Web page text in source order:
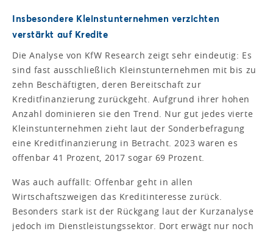
Insbesondere Kleinstunternehmen verzichten
verstärkt auf Kredite
Die Analyse von KfW Research zeigt sehr eindeutig: Es
sind fast ausschließlich Kleinstunternehmen mit bis zu
zehn Beschäftigten, deren Bereitschaft zur
Kreditfinanzierung zurückgeht. Aufgrund ihrer hohen
Anzahl dominieren sie den Trend. Nur gut jedes vierte
Kleinstunternehmen zieht laut der Sonderbefragung
eine Kreditfinanzierung in Betracht. 2023 waren es
offenbar 41 Prozent, 2017 sogar 69 Prozent.
Was auch auffällt: Offenbar geht in allen
Wirtschaftszweigen das Kreditinteresse zurück.
Besonders stark ist der Rückgang laut der Kurzanalyse
jedoch im Dienstleistungssektor. Dort erwägt nur noch